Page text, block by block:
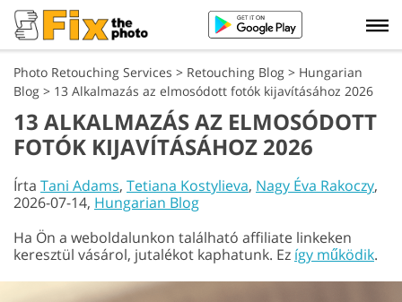
Photo Retouching Services > Retouching Blog > Hungarian
Blog > 13 Alkalmazás az elmosódott fotók kijavításához 2026
13 ALKALMAZÁS AZ ELMOSÓDOTT
FOTÓK KIJAVÍTÁSÁHOZ 2026
Írta Tani Adams, Tetiana Kostylieva, Nagy Éva Rakoczy,
2026-07-14, Hungarian Blog
Ha Ön a weboldalunkon található affiliate linkeken
keresztül vásárol, jutalékot kaphatunk. Ez így működik.